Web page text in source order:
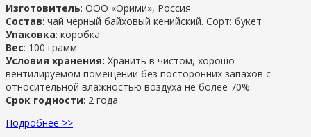
Изготовитель: ООО «Орими», Россия
Состав: чай черный байховый кенийский. Сорт: букет
Упаковка: коробка
Вес: 100 грамм
Условия хранения: Хранить в чистом, хорошо
вентилируемом помещении без посторонних запахов с
относительной влажностью воздуха не более 70%.
Срок годности: 2 года
Подробнее >>